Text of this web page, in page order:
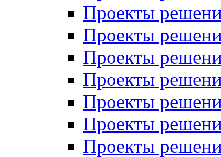
Проекты
Проекты
Проекты
Проекты
Проекты
Проекты
Проекты